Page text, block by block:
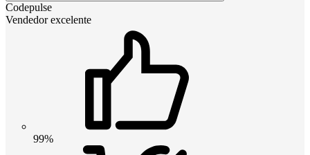
Codepulse
Vendedor excelente
99%